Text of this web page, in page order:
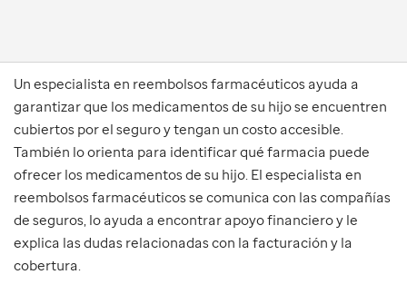
Un especialista en reembolsos farmacéuticos ayuda a
garantizar que los medicamentos de su hijo se encuentren
cubiertos por el seguro y tengan un costo accesible.
También lo orienta para identificar qué farmacia puede
ofrecer los medicamentos de su hijo. El especialista en
reembolsos farmacéuticos se comunica con las compañías
de seguros, lo ayuda a encontrar apoyo financiero y le
explica las dudas relacionadas con la facturación y la
cobertura.